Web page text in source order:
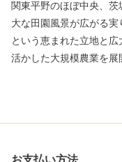
関東平野のほぼ中央、
大な田園風景が広がる
という恵まれた立地と
活かした大規模農業を
と、筑波山の麓まで続
お支払い方法